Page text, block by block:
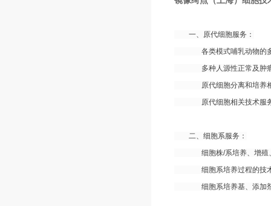
一、原代细胞服务：
各类模式哺乳动物的多
多种人源性正常及肿瘤
原代细胞分离和培养相
原代细胞相关技术服务
二、细胞系服务：
细胞株/系培养、增殖、
细胞系培养过程的技
细胞系培养基、添加剂